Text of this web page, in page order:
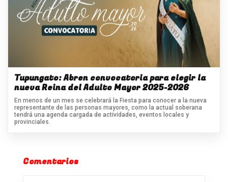
Tupungato: Abren convocatoria para elegir la
nueva Reina del Adulto Mayor 2025-2026
En menos de un mes se celebrará la Fiesta para conocer a la nueva
representante de las personas mayores, como la actual soberana
tendrá una agenda cargada de actividades, eventos locales y
provinciales.
Comentarios